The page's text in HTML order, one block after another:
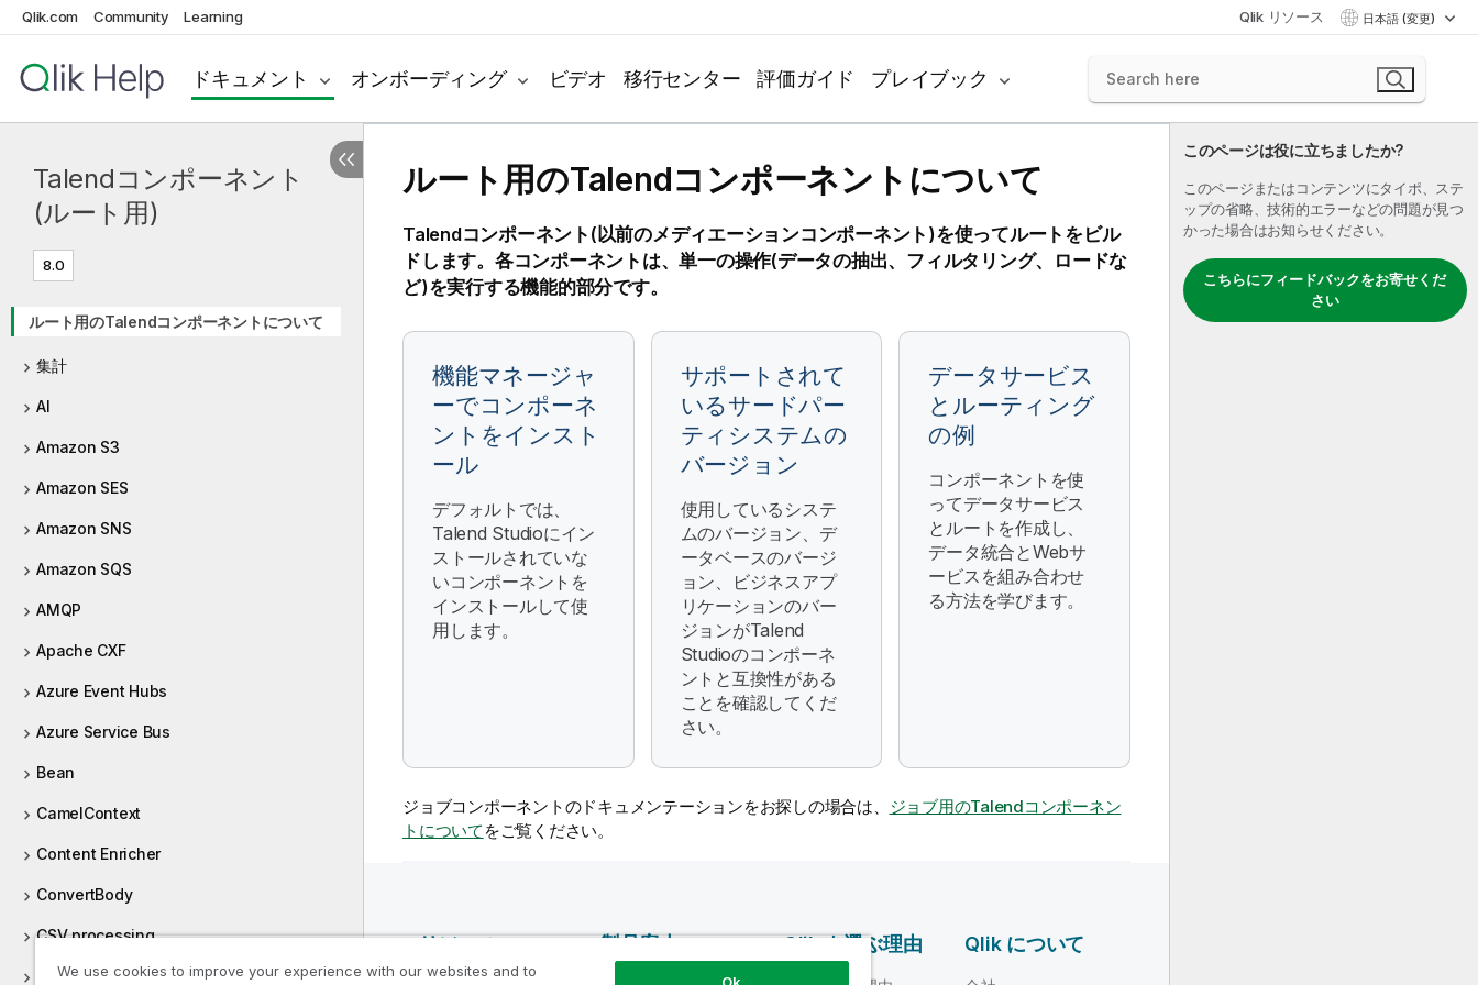
Qlik.com Community Learning Qlik リソース 日本語 (変更)
ドキュメント オンボーディング ビデオ 移行センター 評価ガイド プレイブック
Talendコンポーネント
(ルート用)
8.0
ルート用のTalendコンポーネントについて
集計
AI
Amazon S3
Amazon SES
Amazon SNS
Amazon SQS
AMQP
Apache CXF
Azure Event Hubs
Azure Service Bus
Bean
CamelContext
Content Enricher
ConvertBody
CSV processing
Custom code
このページは役に立ちましたか?
このページまたはコンテンツにタイポ、ステ
ップの省略、技術的エラーなどの問題が見つ
かった場合はお知らせください。
こちらにフィードバックをお寄せくだ
さい
ルート用のTalendコンポーネントについて
Talendコンポーネント(以前のメディエーションコンポーネント)を使ってルートをビル
ドします。各コンポーネントは、単一の操作(データの抽出、フィルタリング、ロードな
ど)を実行する機能的部分です。
機能マネージャ
ーでコンポーネ
ントをインスト
ール
デフォルトでは、
Talend Studioにイン
ストールされていな
いコンポーネントを
インストールして使
用します。
サポートされて
いるサードパー
ティシステムの
バージョン
使用しているシステ
ムのバージョン、デ
ータベースのバージ
ョン、ビジネスアプ
リケーションのバー
ジョンがTalend
Studioのコンポーネ
ントと互換性がある
ことを確認してくだ
さい。
データサービス
とルーティング
の例
コンポーネントを使
ってデータサービス
とルートを作成し、
データ統合とWebサ
ービスを組み合わせ
る方法を学びます。
ジョブコンポーネントのドキュメンテーションをお探しの場合は、 ジョブ用のTalendコンポーネン
トについて をご覧ください。
リソース 製品案内 Qlik を選ぶ理由 Qlik について
We use cookies to improve your experience with our websites and to